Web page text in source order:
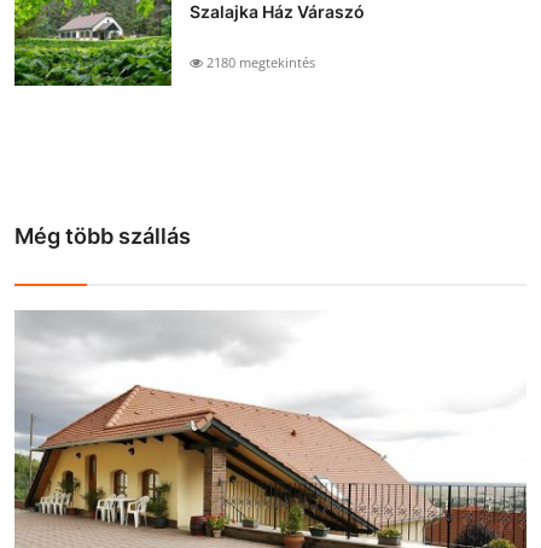
Szalajka Ház Váraszó
2180 megtekintés
Még több szállás